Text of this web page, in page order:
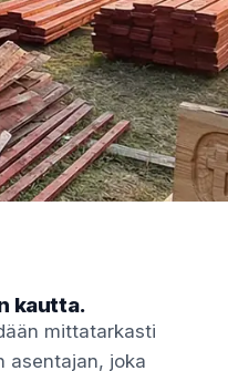
kautta.
mittatarkasti
asentajan, joka